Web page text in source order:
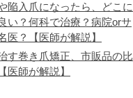
陥入爪になったら、どこに
い？何科で治療？病院orサ
医？【医師が解説】
す巻き爪矯正、市販品の比
医師が解説】